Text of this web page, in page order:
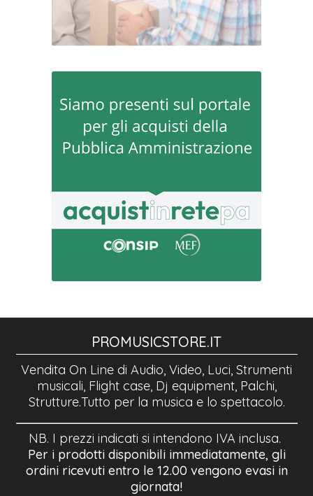
PROMUSICSTORE.IT
Vendita On Line di Audio, Video, Luci, Strumenti
musicali, Flight case, Dj equipment, Palchi,
Strutture.Tutto per la musica e lo spettacolo.
NB. I prezzi indicati si intendono IVA inclusa.
Per i prodotti disponibili immediatamente, gli
ordini ricevuti entro le 12.00 vengono evasi in
giornata!